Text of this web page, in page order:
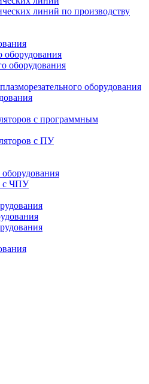
линий по производству
оборудования
оборудования
оборудования
с программным
с ПУ
оборудования
с ЧПУ